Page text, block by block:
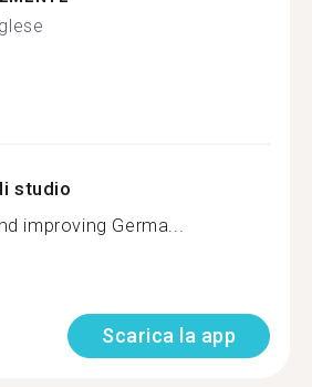
studio
improving Germa...
Scarica la app